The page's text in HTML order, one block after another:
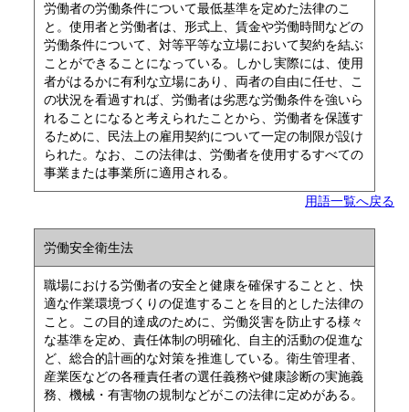
労働者の労働条件について最低基準を定めた法律のこ
と。使用者と労働者は、形式上、賃金や労働時間などの
労働条件について、対等平等な立場において契約を結ぶ
ことができることになっている。しかし実際には、使用
者がはるかに有利な立場にあり、両者の自由に任せ、こ
の状況を看過すれば、労働者は劣悪な労働条件を強いら
れることになると考えられたことから、労働者を保護す
るために、民法上の雇用契約について一定の制限が設け
られた。なお、この法律は、労働者を使用するすべての
事業または事業所に適用される。
用語一覧へ戻る
労働安全衛生法
職場における労働者の安全と健康を確保することと、快
適な作業環境づくりの促進することを目的とした法律の
こと。この目的達成のために、労働災害を防止する様々
な基準を定め、責任体制の明確化、自主的活動の促進な
ど、総合的計画的な対策を推進している。衛生管理者、
産業医などの各種責任者の選任義務や健康診断の実施義
務、機械・有害物の規制などがこの法律に定めがある。